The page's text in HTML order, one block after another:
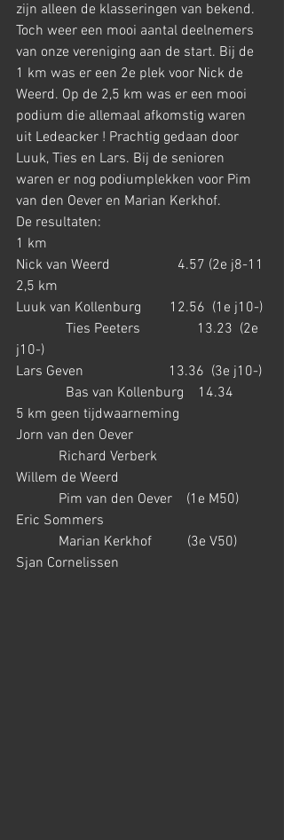
zijn alleen de klasseringen van bekend.
Toch weer een mooi aantal deelnemers
van onze vereniging aan de start. Bij de
1 km was er een 2e plek voor Nick de
Weerd. Op de 2,5 km was er een mooi
podium die allemaal afkomstig waren
uit Ledeacker ! Prachtig gedaan door
Luuk, Ties en Lars. Bij de senioren
waren er nog podiumplekken voor Pim
van den Oever en Marian Kerkhof.
De resultaten:
1 km
Nick van Weerd                   4.57 (2e j8-11
2,5 km
Luuk van Kollenburg        12.56  (1e j10-)
              Ties Peeters                13.23  (2e
j10-)
Lars Geven                        13.36  (3e j10-)
              Bas van Kollenburg    14.34
5 km geen tijdwaarneming
Jorn van den Oever
            Richard Verberk
Willem de Weerd
            Pim van den Oever    (1e M50)
Eric Sommers
            Marian Kerkhof          (3e V50)
Sjan Cornelissen